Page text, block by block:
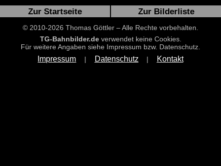
Zur Startseite Zur Bilderliste
© 2010-2026 Thomas Göttler – Alle Rechte vorbehalten.
TG-Bahnbilder.deverwendet keine Cookies.
Für weitere Angaben siehe Impressum bzw. Datenschutz.
Impressum | Datenschutz | Kontakt